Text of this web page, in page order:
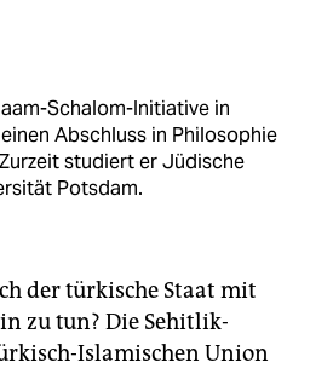
Schalom-Initiative in
Abschluss in Philosophie
studiert er Jüdische
Potsdam.
der türkische Staat mit
zu tun? Die Sehitlik-
Islamischen Union